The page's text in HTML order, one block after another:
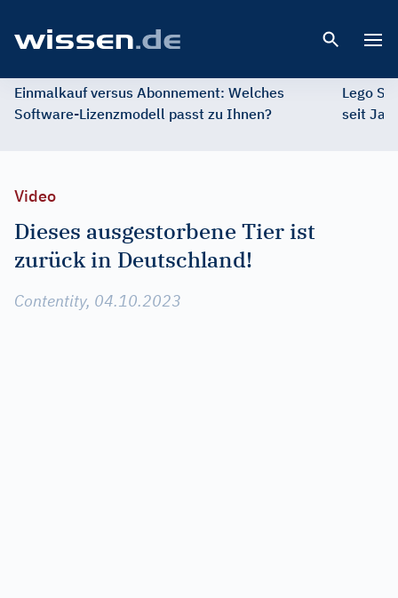
Einmalkauf versus Abonnement: Welches
Software-Lizenzmodell passt zu Ihnen?
Lego
seit
Video
Dieses ausgestorbene Tier ist
zurück in Deutschland!
Contentity, 04.10.2023